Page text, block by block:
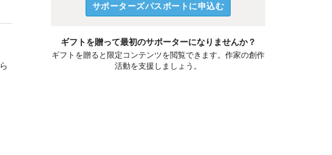
サポーターズパスポートに申込む
ギフトを贈って最初のサポーターになりませんか？
ギフトを贈ると限定コンテンツを閲覧できます。作家の創作
活動を支援しましょう。